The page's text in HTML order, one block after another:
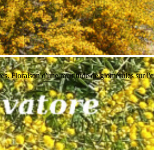
Floraison d'une multitude de glomérules sur